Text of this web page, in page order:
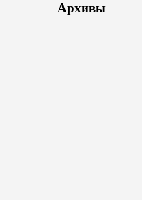
Архивы